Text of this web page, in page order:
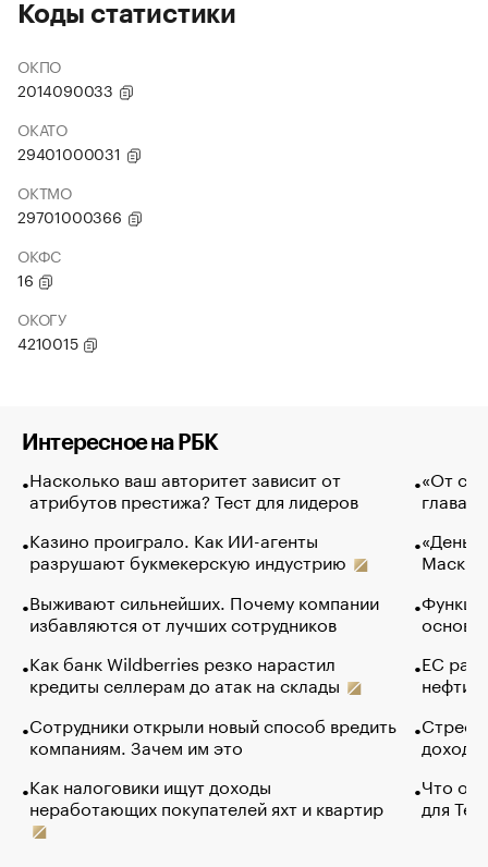
Коды статистики
ОКПО
2014090033
ОКАТО
29401000031
ОКТМО
29701000366
ОКФС
16
ОКОГУ
4210015
Интересное на РБК
Насколько ваш авторитет зависит от
атрибутов престижа? Тест для лидеров
Казино проиграло. Как ИИ-агенты
разрушают букмекерскую индустрию
Выживают сильнейших. Почему компании
избавляются от лучших сотрудников
Как банк Wildberries резко нарастил
кредиты селлерам до атак на склады
Сотрудники открыли новый способ вредить
компаниям. Зачем им это
Как налоговики ищут доходы
неработающих покупателей яхт и квартир
«От
глава
Маск в
основ
ЕС
нефти
Что
для